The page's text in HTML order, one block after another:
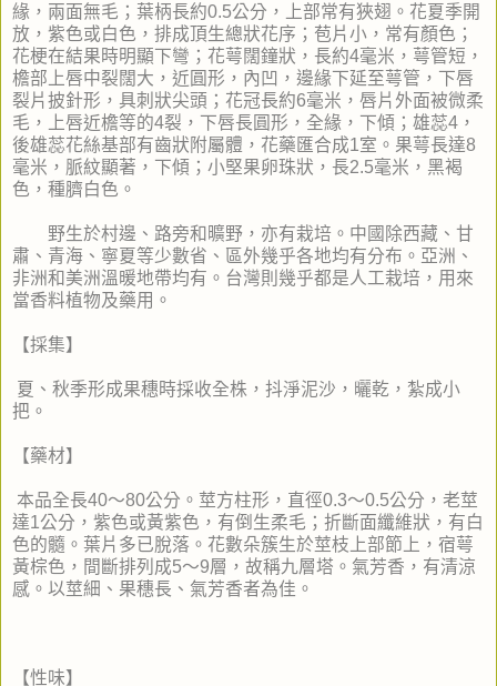
緣，兩面無毛；葉柄長約0.5公分，上部常有狹翅。花夏季開
放，紫色或白色，排成頂生總狀花序；苞片小，常有顏色；
花梗在結果時明顯下彎；花萼闊鐘狀，長約4毫米，萼管短，
檐部上唇中裂闊大，近圓形，內凹，邊緣下延至萼管，下唇
裂片披針形，具刺狀尖頭；花冠長約6毫米，唇片外面被微柔
毛，上唇近檐等的4裂，下唇長圓形，全緣，下傾；雄蕊4，
後雄蕊花絲基部有齒狀附屬體，花藥匯合成1室。果萼長達8
毫米，脈紋顯著，下傾；小堅果卵珠狀，長2.5毫米，黑褐
色，種臍白色。
野生於村邊、路旁和曠野，亦有栽培。中國除西藏、甘
肅、青海、寧夏等少數省、區外幾乎各地均有分布。亞洲、
非洲和美洲溫暖地帶均有。台灣則幾乎都是人工栽培，用來
當香料植物及藥用。
【採集】
夏、秋季形成果穗時採收全株，抖淨泥沙，曬乾，紮成小
把。
【藥材】
本品全長40～80公分。莖方柱形，直徑0.3～0.5公分，老莖
達1公分，紫色或黃紫色，有倒生柔毛；折斷面纖維狀，有白
色的髓。葉片多已脫落。花數朵簇生於莖枝上部節上，宿萼
黃棕色，間斷排列成5～9層，故稱九層塔。氣芳香，有清涼
感。以莖細、果穗長、氣芳香者為佳。
【性味】